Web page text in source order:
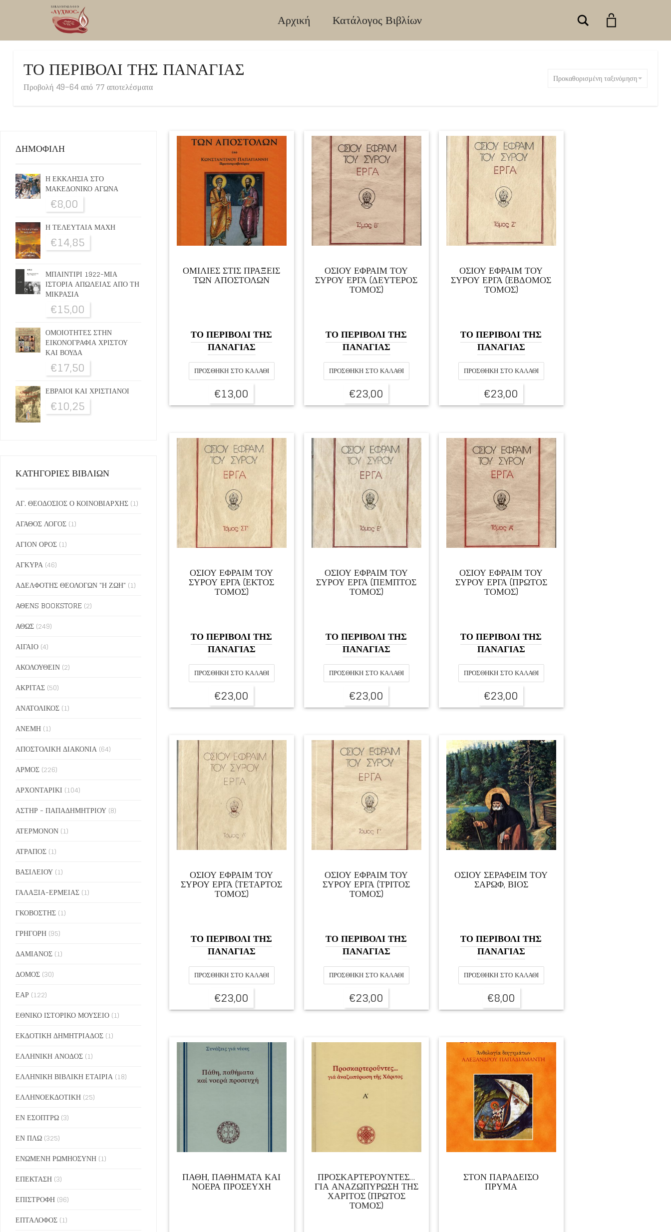
Αρχική Κατάλογος Βιβλίων Search
ΤΟ ΠΕΡΙΒΟΛΙ ΤΗΣ ΠΑΝΑΓΙΑΣ
Προβολή 49–64 από 77 αποτελέσματα
Προκαθορισμένη ταξινόμηση
ΟΜΙΛΙΕΣ ΣΤΙΣ ΠΡΑΞΕΙΣ
ΤΩΝ ΑΠΟΣΤΟΛΩΝ
ΤΟ ΠΕΡΙΒΟΛΙ ΤΗΣ
ΠΑΝΑΓΙΑΣ
ΠΡΟΣΘΉΚΗ ΣΤΟ ΚΑΛΆΘΙ
€13,00
ΟΣΙΟΥ ΕΦΡΑΙΜ ΤΟΥ
ΣΥΡΟΥ ΕΡΓΑ (ΔΕΥΤΕΡΟΣ
ΤΟΜΟΣ)
ΤΟ ΠΕΡΙΒΟΛΙ ΤΗΣ
ΠΑΝΑΓΙΑΣ
ΠΡΟΣΘΉΚΗ ΣΤΟ ΚΑΛΆΘΙ
€23,00
ΟΣΙΟΥ ΕΦΡΑΙΜ ΤΟΥ
ΣΥΡΟΥ ΕΡΓΑ (ΕΒΔΟΜΟΣ
ΤΟΜΟΣ)
ΤΟ ΠΕΡΙΒΟΛΙ ΤΗΣ
ΠΑΝΑΓΙΑΣ
ΠΡΟΣΘΉΚΗ ΣΤΟ ΚΑΛΆΘΙ
€23,00
ΟΣΙΟΥ ΕΦΡΑΙΜ ΤΟΥ
ΣΥΡΟΥ ΕΡΓΑ (ΕΚΤΟΣ
ΤΟΜΟΣ)
ΤΟ ΠΕΡΙΒΟΛΙ ΤΗΣ
ΠΑΝΑΓΙΑΣ
ΠΡΟΣΘΉΚΗ ΣΤΟ ΚΑΛΆΘΙ
€23,00
ΟΣΙΟΥ ΕΦΡΑΙΜ ΤΟΥ
ΣΥΡΟΥ ΕΡΓΑ (ΠΕΜΠΤΟΣ
ΤΟΜΟΣ)
ΤΟ ΠΕΡΙΒΟΛΙ ΤΗΣ
ΠΑΝΑΓΙΑΣ
ΠΡΟΣΘΉΚΗ ΣΤΟ ΚΑΛΆΘΙ
€23,00
ΟΣΙΟΥ ΕΦΡΑΙΜ ΤΟΥ
ΣΥΡΟΥ ΕΡΓΑ (ΠΡΩΤΟΣ
ΤΟΜΟΣ)
ΤΟ ΠΕΡΙΒΟΛΙ ΤΗΣ
ΠΑΝΑΓΙΑΣ
ΠΡΟΣΘΉΚΗ ΣΤΟ ΚΑΛΆΘΙ
€23,00
ΟΣΙΟΥ ΕΦΡΑΙΜ ΤΟΥ
ΣΥΡΟΥ ΕΡΓΑ (ΤΕΤΑΡΤΟΣ
ΤΟΜΟΣ)
ΤΟ ΠΕΡΙΒΟΛΙ ΤΗΣ
ΠΑΝΑΓΙΑΣ
ΠΡΟΣΘΉΚΗ ΣΤΟ ΚΑΛΆΘΙ
€23,00
ΟΣΙΟΥ ΕΦΡΑΙΜ ΤΟΥ
ΣΥΡΟΥ ΕΡΓΑ (ΤΡΙΤΟΣ
ΤΟΜΟΣ)
ΤΟ ΠΕΡΙΒΟΛΙ ΤΗΣ
ΠΑΝΑΓΙΑΣ
ΠΡΟΣΘΉΚΗ ΣΤΟ ΚΑΛΆΘΙ
€23,00
ΟΣΙΟΥ ΣΕΡΑΦΕΙΜ ΤΟΥ
ΣΑΡΩΦ, ΒΙΟΣ
ΤΟ ΠΕΡΙΒΟΛΙ ΤΗΣ
ΠΑΝΑΓΙΑΣ
ΠΡΟΣΘΉΚΗ ΣΤΟ ΚΑΛΆΘΙ
€8,00
ΠΑΘΗ, ΠΑΘΗΜΑΤΑ ΚΑΙ
ΝΟΕΡΑ ΠΡΟΣΕΥΧΗ
ΠΡΟΣΚΑΡΤΕΡΟΥΝΤΕΣ…
ΓΙΑ ΑΝΑΖΩΠΥΡΩΣΗ ΤΗΣ
ΧΑΡΙΤΟΣ (ΠΡΩΤΟΣ
ΤΟΜΟΣ)
ΣΤΟΝ ΠΑΡΑΔΕΙΣΟ
ΠΡΥΜΑ
ΔΗΜΟΦΙΛΗ
Η ΕΚΚΛΗΣΙΑ ΣΤΟ
ΜΑΚΕΔΟΝΙΚΟ ΑΓΩΝΑ
€8,00
Η ΤΕΛΕΥΤΑΙΑ ΜΑΧΗ
€14,85
ΜΠΑΙΝΤΙΡΙ 1922-ΜΙΑ
ΙΣΤΟΡΙΑ ΑΠΩΛΕΙΑΣ ΑΠΟ ΤΗ
ΜΙΚΡΑΣΙΑ
€15,00
ΟΜΟΙΟΤΗΤΕΣ ΣΤΗΝ
ΕΙΚΟΝΟΓΡΑΦΙΑ ΧΡΙΣΤΟΥ
ΚΑΙ ΒΟΥΔΑ
€17,50
ΕΒΡΑΙΟΙ ΚΑΙ ΧΡΙΣΤΙΑΝΟΙ
€10,25
ΚΑΤΗΓΟΡΙΕΣ ΒΙΒΛΙΩΝ
ΑΓ. ΘΕΟΔΟΣΙΟΣ Ο ΚΟΙΝΟΒΙΑΡΧΗΣ (1)
ΑΓΑΘΟΣ ΛΟΓΟΣ (1)
ΑΓΙΟΝ ΟΡΟΣ (1)
ΑΓΚΥΡΑ (46)
ΑΔΕΛΦΟΤΗΣ ΘΕΟΛΟΓΩΝ "Η ΖΩΗ" (1)
ΑΘΕΝS BOOKSTORE (2)
ΑΘΩΣ (249)
ΑΙΓΑΙΟ (4)
ΑΚΟΛΟΥΘΕΙΝ (2)
ΑΚΡΙΤΑΣ (50)
ΑΝΑΤΟΛΙΚΟΣ (1)
ΑΝΕΜΗ (1)
ΑΠΟΣΤΟΛΙΚΗ ΔΙΑΚΟΝΙΑ (64)
ΑΡΜΟΣ (226)
ΑΡΧΟΝΤΑΡΙΚΙ (104)
ΑΣΤΗΡ - ΠΑΠΑΔΗΜΗΤΡΙΟΥ (8)
ΑΤΕΡΜΟΝΟΝ (1)
ΑΤΡΑΠΟΣ (1)
ΒΑΣΙΛΕΙΟΥ (1)
ΓΑΛΑΞΙΑ-ΕΡΜΕΙΑΣ (1)
ΓΚΟΒΟΣΤΗΣ (1)
ΓΡΗΓΟΡΗ (95)
ΔΑΜΙΑΝΟΣ (1)
ΔΟΜΟΣ (30)
ΕΑΡ (122)
ΕΘΝΙΚΟ ΙΣΤΟΡΙΚΟ ΜΟΥΣΕΙΟ (1)
ΕΚΔΟΤΙΚΗ ΔΗΜΗΤΡΙΑΔΟΣ (1)
ΕΛΛΗΝΙΚΗ ΑΝΟΔΟΣ (1)
ΕΛΛΗΝΙΚΗ ΒΙΒΛΙΚΗ ΕΤΑΙΡΙΑ (18)
ΕΛΛΗΝΟΕΚΔΟΤΙΚΗ (25)
ΕΝ ΕΣΟΠΤΡΩ (3)
ΕΝ ΠΛΩ (325)
ΕΝΩΜΕΝΗ ΡΩΜΗΟΣΥΝΗ (1)
ΕΠΕΚΤΑΣΗ (3)
ΕΠΙΣΤΡΟΦΗ (96)
ΕΠΤΑΛΟΦΟΣ (1)